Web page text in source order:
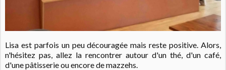
Lisa est parfois un peu découragée mais reste positive. Alors,
n'hésitez pas, allez la rencontrer autour d'un thé, d'un café,
d'une pâtisserie ou encore de mazzehs.